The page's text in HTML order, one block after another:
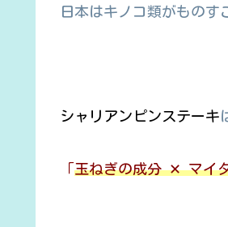
日本はキノコ類がものす
シャリアンピンステーキ
「玉ねぎの成分 ✕ マイ